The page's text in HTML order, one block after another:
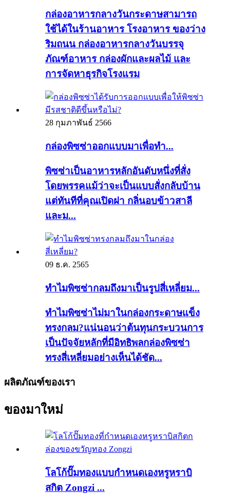
กล่องอาหารกลางวันกระดาษสามารถ
ใช้ได้ในร้านอาหาร โรงอาหาร ของว่าง
ริมถนน กล่องอาหารกลางวันบรรจุ
ภัณฑ์อาหาร กล่องผักและผลไม้ และ
การจัดหาธุรกิจโรงแรม
28 กุมภาพันธ์ 2566
กล่องพิซซ่าออกแบบมาเพื่อทำ...
พิซซ่าเป็นอาหารหลักอันดับหนึ่งที่สั่ง
โดยพรรคแม้ว่าจะเป็นแบบสั่งกลับบ้าน
แต่ทันทีที่คุณเปิดฝา กลิ่นอบข้าวสาลี
และม...
09 ธ.ค. 2565
ทำไมพิซซ่ากลมถึงมาเป็นรูปสี่เหลี่ยม...
ทำไมพิซซ่าไม่มาในกล่องกระดาษแข็ง
ทรงกลม?แน่นอนว่าต้นทุนกระบวนการ
เป็นปัจจัยหลักที่มีอิทธิพลกล่องพิซซ่า
ทรงสี่เหลี่ยมอย่างเห็นได้ชัด...
ผลิตภัณฑ์ของเรา
ของมาใหม่
โลโก้ปั๊มทองแบบกำหนดเองหรูหราบิ
สกิต Zongzi ...